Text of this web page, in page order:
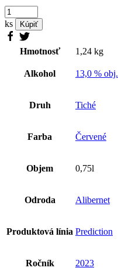
množstvo
Alibernet
2023
ks Kúpiť
Hmotnosť 1,24 kg
Alkohol 13,0 % obj.
Druh Tiché
Farba Červené
Objem 0,75l
Odroda Alibernet
Produktová línia Prediction
Ročník 2023